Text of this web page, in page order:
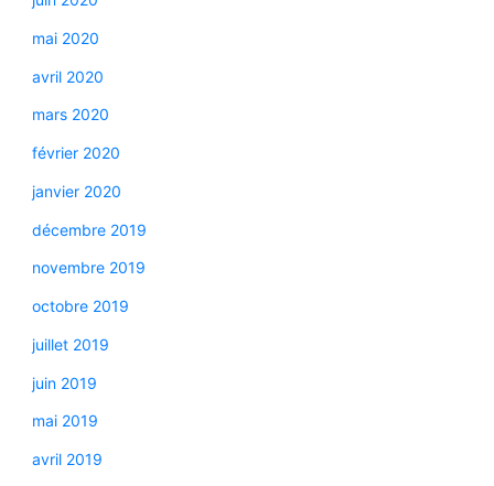
mai 2020
avril 2020
mars 2020
février 2020
janvier 2020
décembre 2019
novembre 2019
octobre 2019
juillet 2019
juin 2019
mai 2019
avril 2019